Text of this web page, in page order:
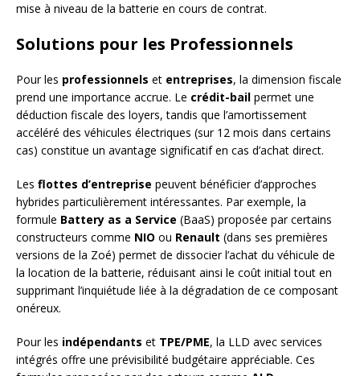
mise à niveau de la batterie en cours de contrat.
Solutions pour les Professionnels
Pour les professionnels et entreprises, la dimension fiscale
prend une importance accrue. Le crédit-bail permet une
déduction fiscale des loyers, tandis que l’amortissement
accéléré des véhicules électriques (sur 12 mois dans certains
cas) constitue un avantage significatif en cas d’achat direct.
Les flottes d’entreprise peuvent bénéficier d’approches
hybrides particulièrement intéressantes. Par exemple, la
formule Battery as a Service (BaaS) proposée par certains
constructeurs comme NIO ou Renault (dans ses premières
versions de la Zoé) permet de dissocier l’achat du véhicule de
la location de la batterie, réduisant ainsi le coût initial tout en
supprimant l’inquiétude liée à la dégradation de ce composant
onéreux.
Pour les indépendants et TPE/PME, la LLD avec services
intégrés offre une prévisibilité budgétaire appréciable. Ces